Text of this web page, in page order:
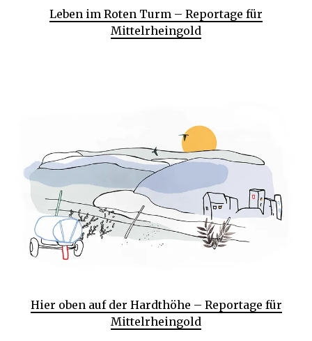
Leben im Roten Turm – Reportage für
Mittelrheingold
Hier oben auf der Hardthöhe – Reportage für
Mittelrheingold